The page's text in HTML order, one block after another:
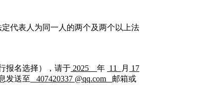
代表人为同一人的两个及两个以上法
报名选择），请于 2025 年 11 月 17
发送至 407420337 @qq.com
邮箱或